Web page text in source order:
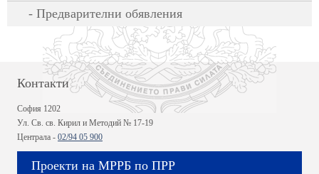
Предварителни обявления
Контакти
София 1202
Ул. Св. св. Кирил и Методий № 17-19
Централа - 02/94 05 900
Проекти на МРРБ по ПРР